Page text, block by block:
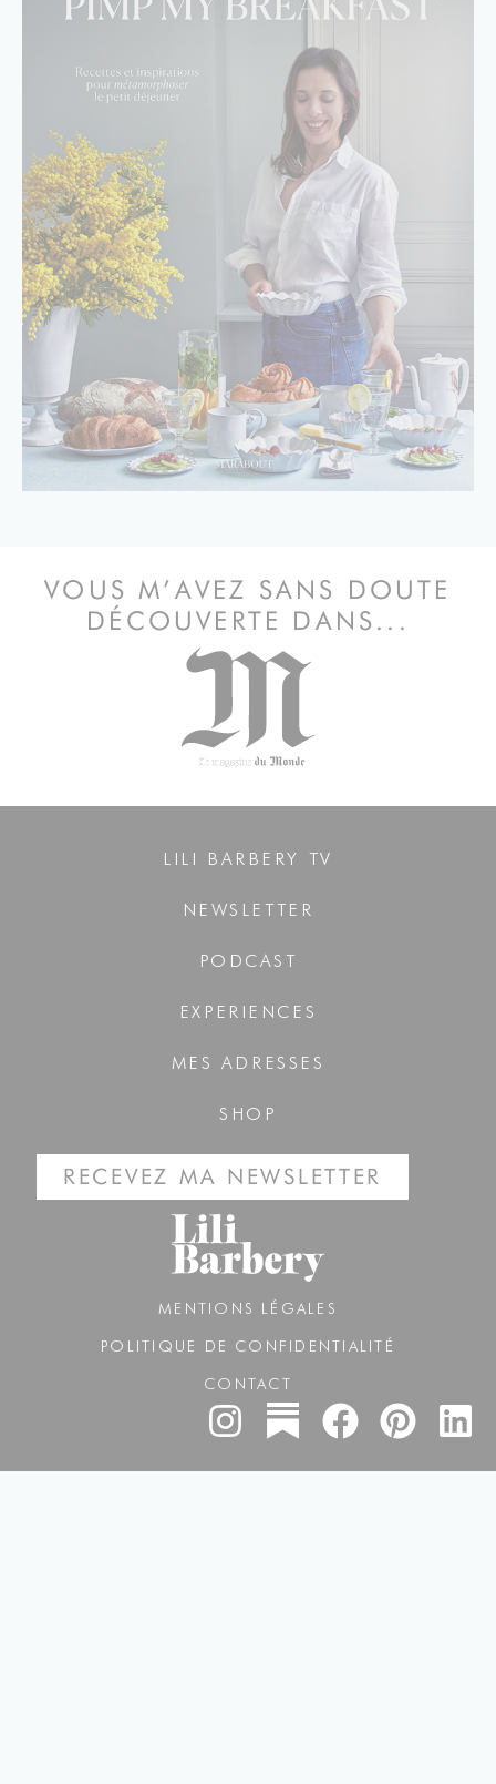
VOUS M’AVEZ SANS DOUTE
DÉCOUVERTE DANS...
LILI BARBERY TV
NEWSLETTER
PODCAST
EXPERIENCES
MES ADRESSES
SHOP
RECEVEZ MA NEWSLETTER
MENTIONS LÉGALES
POLITIQUE DE CONFIDENTIALITÉ
CONTACT